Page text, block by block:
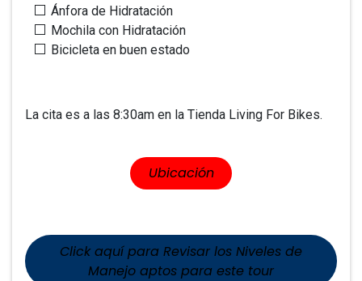
Ánfora de Hidratación
Mochila con Hidratación
Bicicleta en buen estado
La cita es a las 8:30am en la Tienda Living For Bikes.
​​Ubicación
Click aquí para Revisar los Niveles de
Manejo aptos para este tour